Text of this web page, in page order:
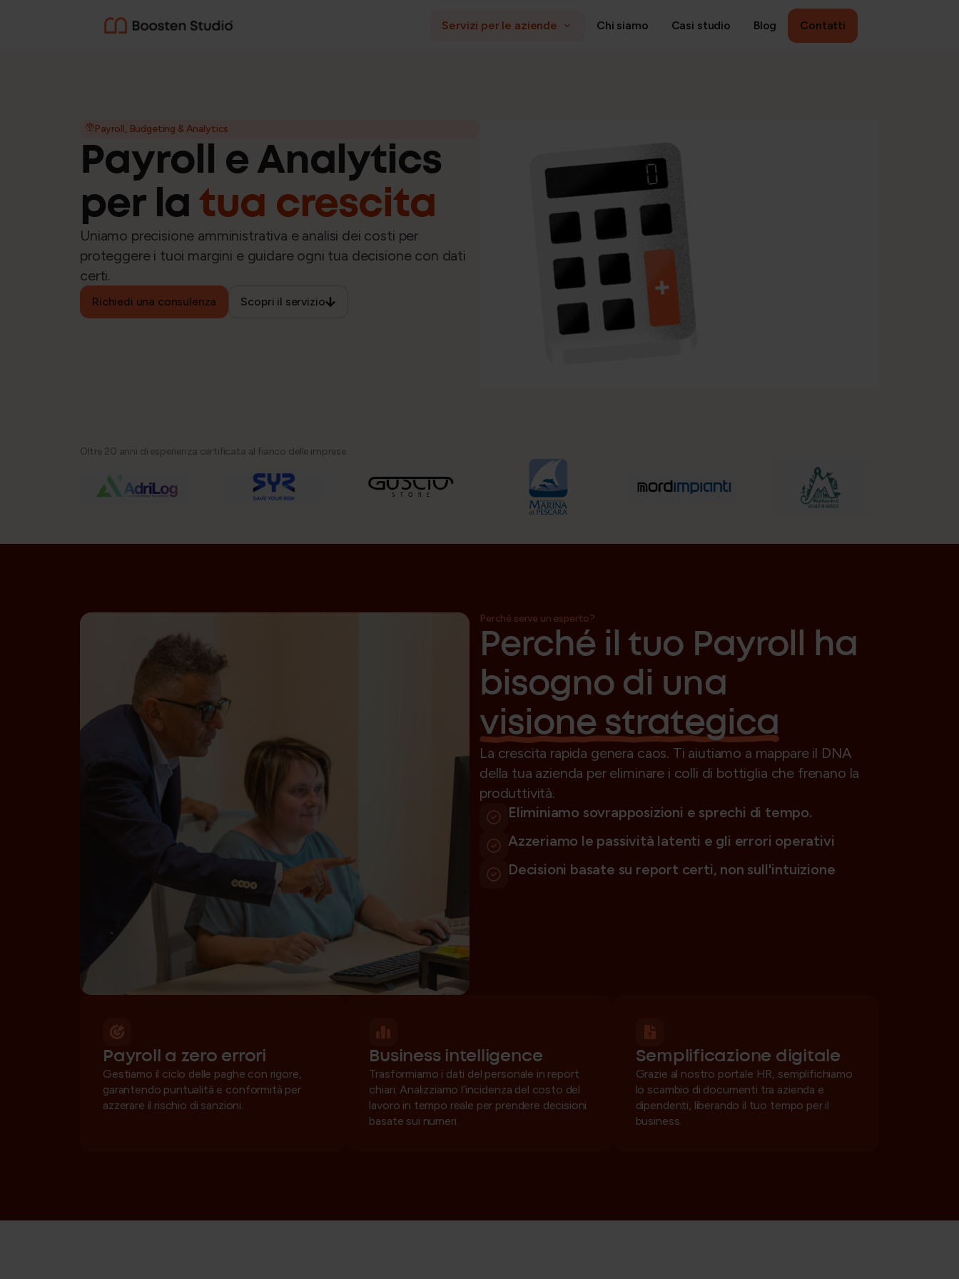
Servizi per le aziende Chi siamo Casi studio Blog Contatti
Diritto del lavoro
Gestione delle relazioni
Consulenza e organizzazione aziendale
Gestione operativa e adempimenti People strategy e retention
Payroll, Budgeting & Analytics
Payroll e Analytics
per latua crescita
Uniamo precisione amministrativa e analisi dei costi per
proteggere i tuoi margini e guidare ogni tua decisione con dati
certi.
Richiedi una consulenza Scopri il servizio
Oltre 20 anni di esperienza certificata al fianco delle imprese.
Perchè serve un esperto?
Perché il tuo Payroll ha
bisogno di una
visione strategica
La crescita rapida genera caos. Ti aiutiamo a mappare il DNA
della tua azienda per eliminare i colli di bottiglia che frenano la
produttività.
Eliminiamo sovrapposizioni e sprechi di tempo.
Azzeriamo le passività latenti e gli errori operativi
Decisioni basate su report certi, non sull'intuizione
Payroll a zero errori
Gestiamo il ciclo delle paghe con rigore,
garantendo puntualità e conformità per
azzerare il rischio di sanzioni.
Business intelligence
Trasformiamo i dati del personale in report
chiari. Analizziamo l’incidenza del costo del
lavoro in tempo reale per prendere decisioni
basate sui numeri.
Semplificazione digitale
Grazie al nostro portale HR, semplifichiamo
lo scambio di documenti tra azienda e
dipendenti, liberando il tuo tempo per il
business.